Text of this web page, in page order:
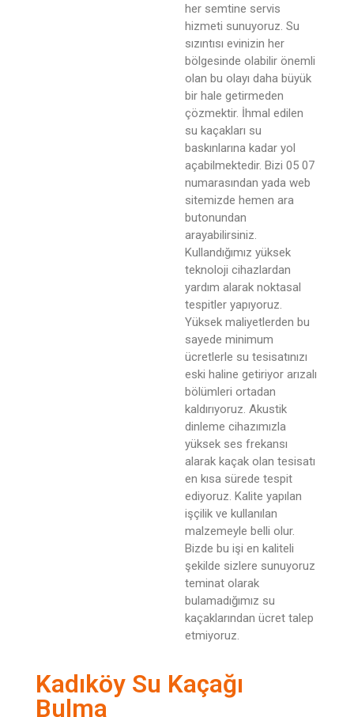
her semtine servis
hizmeti sunuyoruz. Su
sızıntısı evinizin her
bölgesinde olabilir önemli
olan bu olayı daha büyük
bir hale getirmeden
çözmektir. İhmal edilen
su kaçakları su
baskınlarına kadar yol
açabilmektedir. Bizi 05 07
numarasından yada web
sitemizde hemen ara
butonundan
arayabilirsiniz.
Kullandığımız yüksek
teknoloji cihazlardan
yardım alarak noktasal
tespitler yapıyoruz.
Yüksek maliyetlerden bu
sayede minimum
ücretlerle su tesisatınızı
eski haline getiriyor arızalı
bölümleri ortadan
kaldırıyoruz. Akustik
dinleme cihazımızla
yüksek ses frekansı
alarak kaçak olan tesisatı
en kısa sürede tespit
ediyoruz. Kalite yapılan
işçilik ve kullanılan
malzemeyle belli olur.
Bizde bu işi en kaliteli
şekilde sizlere sunuyoruz
teminat olarak
bulamadığımız su
kaçaklarından ücret talep
etmiyoruz.
Kadıköy Su Kaçağı
Bulma